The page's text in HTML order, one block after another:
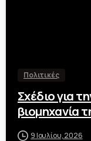
Πολιτικές
Σχέδιο για
βιομηχανία
9 Ιουλίου, 2026